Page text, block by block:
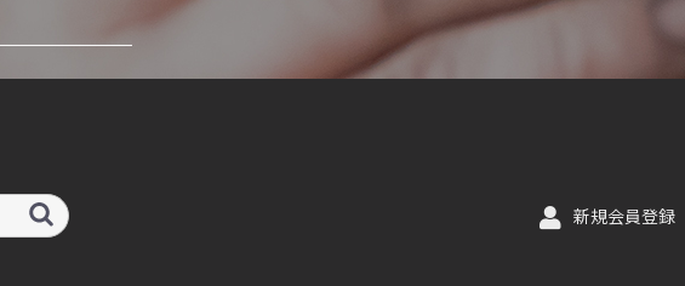
新規会員登録